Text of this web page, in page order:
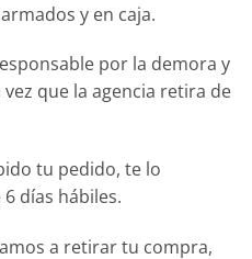
y en caja.
por la demora y
que la agencia retira de
tu pedido, te lo
días hábiles.
a retirar tu compra,